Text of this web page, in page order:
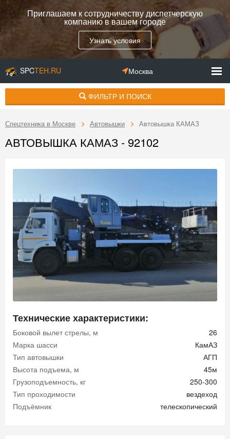
Приглашаем к сотрудничеству диспетчерскую
компанию в вашем городе
Узнать условия
SPCTEH.RU Москва
ФИЛЬТР И ПОИСК
Спецтехника в Москве Автовышки Автовышка КАМАЗ
АВТОВЫШКА КАМАЗ - 92102
Технические характеристики:
Боковой вылет стрелы, м
26
Марка шасси
КамАЗ
Тип автовышки
АГП
Высота подъема, м
45м
Грузоподъемность, кг
250-300
Тип проходимости
вездеход
Подъёмник
телескопический